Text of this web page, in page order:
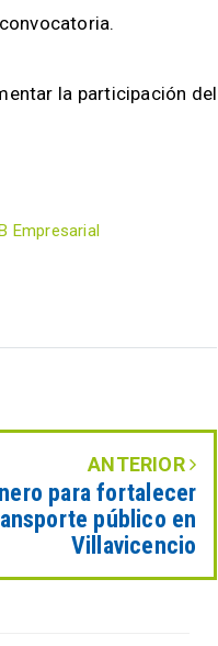
la participación del
Empresarial
ANTERIOR
para fortalecer
público en
Villavicencio